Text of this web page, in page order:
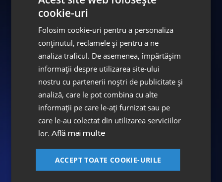
dentare și nervoase.
Diferența majoră dintre radiografia
panoramică și CT-ul dentar constă în
posibilitatea de a "naviga" digital prin osul
pacientului, felie cu felie, în toate cele trei
planuri ale spațiului.
Această investigație are un rol important în
realizarea de tratamente chirurgicale
eliminând riscurile.
cookie-uri
Folosim cookie-uri pentru a personaliza
conținutul, reclamele și pentru a ne
analiza traficul. De asemenea, împărtășim
informații despre utilizarea site-ului
nostru cu partenerii noștri de publicitate și
analiză, care le pot combina cu alte
informații pe care le-ați furnizat sau pe
care le-au colectat din utilizarea serviciilor
lor.Află mai multe
ACCEPT TOATE COOKIE-URILE